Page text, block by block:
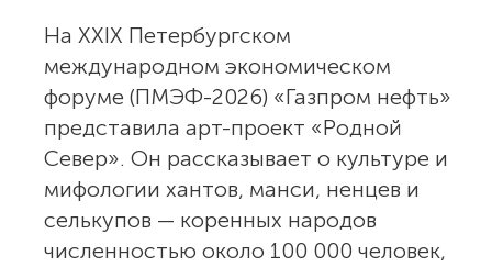
На XXIX Петербургском
международном экономическом
форуме (ПМЭФ-2026) «Газпром нефть»
представила арт-проект «Родной
Север». Он рассказывает о культуре и
мифологии хантов, манси, ненцев и
селькупов — коренных народов
численностью около 100 000 человек,